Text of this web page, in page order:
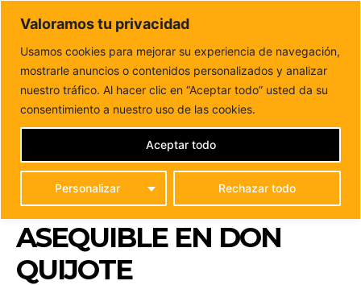
Valoramos tu privacidad
Usamos cookies para mejorar su experiencia de navegación,
mostrarle anuncios o contenidos personalizados y analizar
nuestro tráfico. Al hacer clic en “Aceptar todo” usted da su
consentimiento a nuestro uso de las cookies.
Personalizar Rechazar todo
Aceptar todo
DUNAS FM
Tu informacion de forma cercana
Inicio FUERTEVENTURA
Puerto del Rosario inicia la
construcción de 47 viviendas de alquiler asequible...
PUERTO DEL ROSARIO
CONSTRUCCIÓN DE 47
VIVIENDAS DE ALQUILER
ASEQUIBLE EN DON
QUIJOTE